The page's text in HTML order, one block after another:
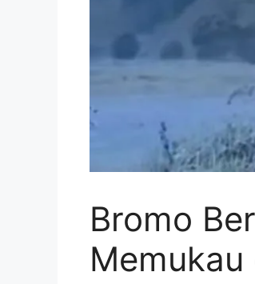
Bromo